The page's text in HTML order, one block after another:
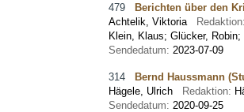
479 Berichten über den
Achtelik, Viktoria
Klein, Klaus; Glücker,
Sendedatum: 2023-07-09
314 Bernd Haussmann
Hägele, Ulrich
Redaktion:
Sendedatum: 2020-09-25